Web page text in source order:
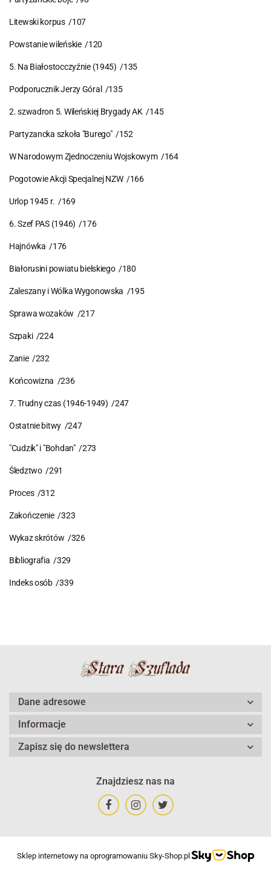
Litewski korpus /107
Powstanie wileńskie /120
5. Na Białostocczyźnie (1945) /135
Podporucznik Jerzy Góral /135
2. szwadron 5. Wileńskiej Brygady AK /145
Partyzancka szkoła "Burego" /152
W Narodowym Zjednoczeniu Wojskowym /164
Pogotowie Akcji Specjalnej NZW /166
Urlop 1945 r. /169
6. Szef PAS (1946) /176
Hajnówka /176
Białorusini powiatu bielskiego /180
Zaleszany i Wólka Wygonowska /195
Sprawa wozaków /217
Szpaki /224
Zanie /232
Końcowizna /236
7. Trudny czas (1946-1949) /247
Ostatnie bitwy /247
"Cudzik" i "Bohdan" /273
Śledztwo /291
Proces /312
Zakończenie /323
Wykaz skrótów /326
Bibliografia /329
Indeks osób /339
Dane adresowe
Informacje
Zapisz się do newslettera
Znajdziesz nas na
Sklep internetowy na oprogramowaniu Sky-Shop.pl